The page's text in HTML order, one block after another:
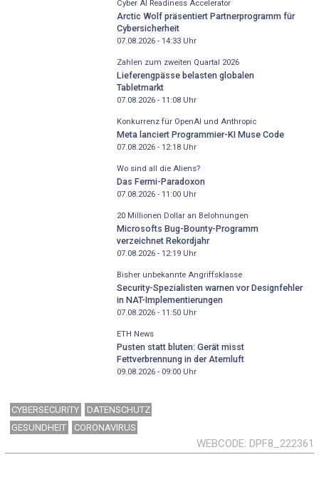
Cyber AI Readiness Accelerator
Arctic Wolf präsentiert Partnerprogramm für
Cybersicherheit
07.08.2026 - 14:33Uhr
Zahlen zum zweiten Quartal 2026
Lieferengpässe belasten globalen
Tabletmarkt
07.08.2026 - 11:08Uhr
Konkurrenz für OpenAI und Anthropic
Meta lanciert Programmier-KI Muse Code
07.08.2026 - 12:18Uhr
Wo sind all die Aliens?
Das Fermi-Paradoxon
07.08.2026 - 11:00Uhr
20 Millionen Dollar an Belohnungen
Microsofts Bug-Bounty-Programm
verzeichnet Rekordjahr
07.08.2026 - 12:19Uhr
Bisher unbekannte Angriffsklasse
Security-Spezialisten warnen vor Designfehler
in NAT-Implementierungen
07.08.2026 - 11:50Uhr
ETH News
Pusten statt bluten: Gerät misst
Fettverbrennung in der Atemluft
09.08.2026 - 09:00Uhr
CYBERSECURITY
DATENSCHUTZ
GESUNDHEIT
CORONAVIRUS
WEBCODE DPF8_222361